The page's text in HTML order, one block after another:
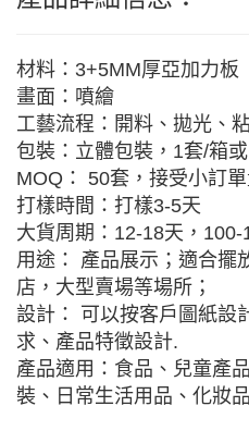
材料：3+5MM厚亞加力板
畫面：噴繪
工藝流程：開料、拋光、
包裝：立體包裝，1套/箱
MOQ： 50套，接受小訂
打樣時間：打樣3-5天
大貨周期：12-18天，100-
用途： 產品展示；適合擺
店，大型賣場等場所；
設計： 可以按客戶圖紙設
求、產品特徵設計.
產品適用：食品、兒童產
裝、日常生活用品、化妝